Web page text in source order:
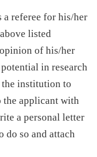
referee for his/her
listed
of his/her
in research
institution to
the applicant with
a personal letter
do so and attach